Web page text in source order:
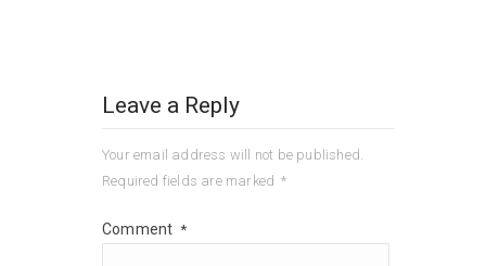
Leave a Reply
Your email address will not be published.
Required fields are marked *
Comment *